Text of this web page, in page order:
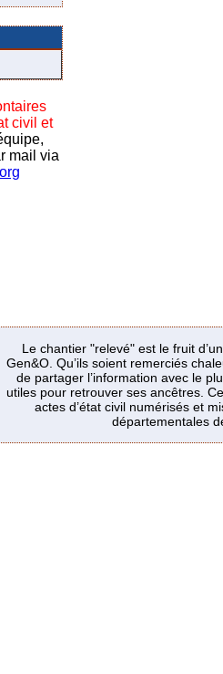
civil et
mail via
Le chantier "relevé" est le fruit
Gen&O. Qu’ils soient remerciés
de partager l’information avec le
utiles pour retrouver ses ancêtres.
actes d’état civil numérisés et
départementales